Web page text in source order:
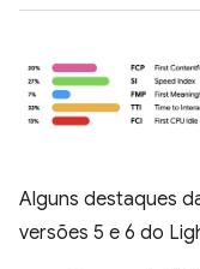
Alguns destaques
versões 5 e 6 do